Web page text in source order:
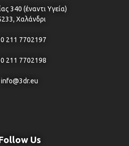
340 (έναντι Υγεία)
Χαλάνδρι
211 7702197
211 7702198
info@3dr.eu
Us